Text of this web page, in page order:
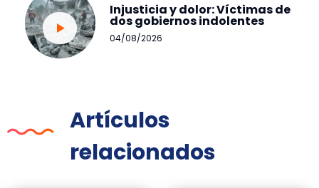
Injusticia y dolor: Víctimas de
dos gobiernos indolentes
04/08/2026
Artículos
relacionados